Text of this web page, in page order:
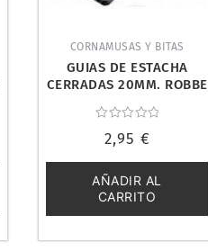
CORNAMUSAS Y BITAS
GUIAS DE ESTACHA
CERRADAS 20MM. ROBBE
con
de
5
2,95 €
AÑADIR AL
CARRITO